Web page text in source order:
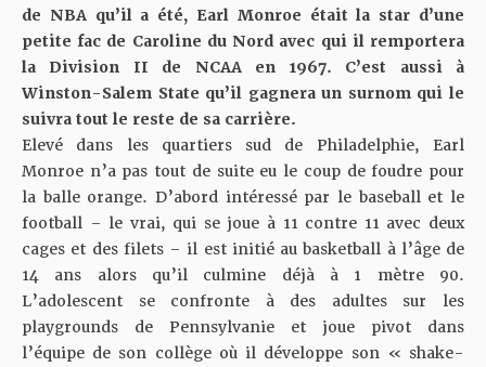
de NBA qu’il a été, Earl Monroe était la star d’une
petite fac de Caroline du Nord avec qui il remportera
la Division II de NCAA en 1967. C’est aussi à
Winston-Salem State qu’il gagnera un surnom qui le
suivra tout le reste de sa carrière.
Elevé dans les quartiers sud de Philadelphie, Earl
Monroe n’a pas tout de suite eu le coup de foudre pour
la balle orange. D’abord intéressé par le baseball et le
football – le vrai, qui se joue à 11 contre 11 avec deux
cages et des filets – il est initié au basketball à l’âge de
14 ans alors qu’il culmine déjà à 1 mètre 90.
L’adolescent se confronte à des adultes sur les
playgrounds de Pennsylvanie et joue pivot dans
l’équipe de son collège où il développe son « shake-